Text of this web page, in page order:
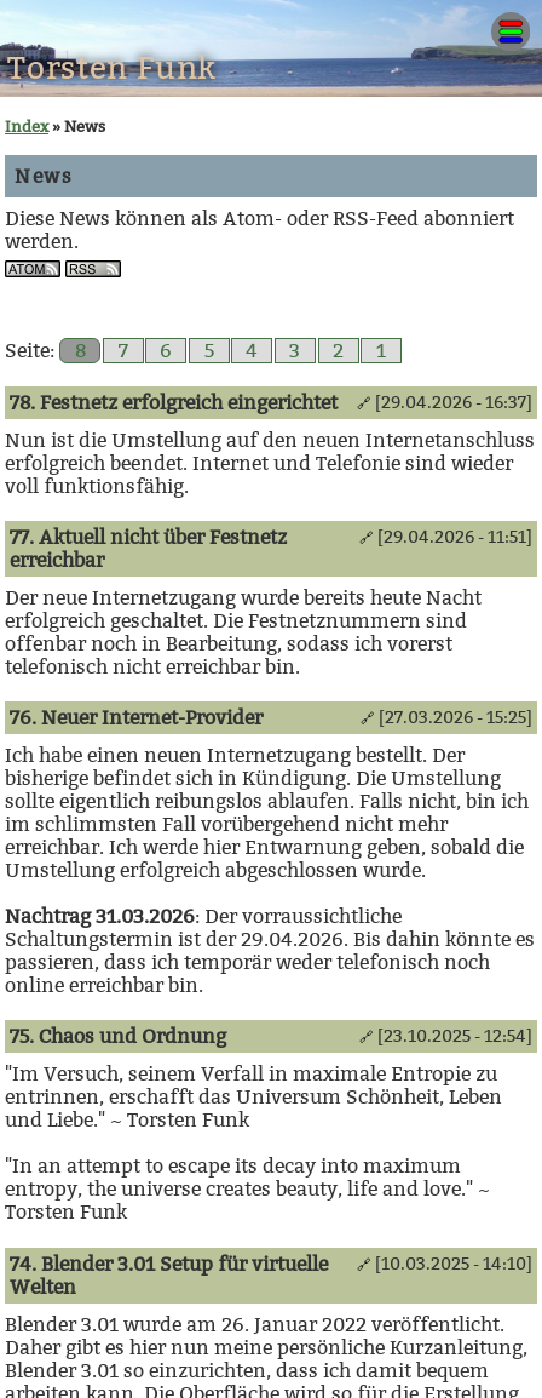
Torsten Funk
Index» News
News
Diese News können als Atom- oder RSS-Feed abonniert
werden.
Seite: 8 7 6 5 4 3 2 1
🔗 [29.04.2026 - 16:37]
78. Festnetz erfolgreich eingerichtet
Nun ist die Umstellung auf den neuen Internetanschluss
erfolgreich beendet. Internet und Telefonie sind wieder
voll funktionsfähig.
🔗 [29.04.2026 - 11:51]
77. Aktuell nicht über Festnetz
erreichbar
Der neue Internetzugang wurde bereits heute Nacht
erfolgreich geschaltet. Die Festnetznummern sind
offenbar noch in Bearbeitung, sodass ich vorerst
telefonisch nicht erreichbar bin.
🔗 [27.03.2026 - 15:25]
76. Neuer Internet-Provider
Ich habe einen neuen Internetzugang bestellt. Der
bisherige befindet sich in Kündigung. Die Umstellung
sollte eigentlich reibungslos ablaufen. Falls nicht, bin ich
im schlimmsten Fall vorübergehend nicht mehr
erreichbar. Ich werde hier Entwarnung geben, sobald die
Umstellung erfolgreich abgeschlossen wurde.
Nachtrag 31.03.2026: Der vorraussichtliche
Schaltungstermin ist der 29.04.2026. Bis dahin könnte es
passieren, dass ich temporär weder telefonisch noch
online erreichbar bin.
🔗 [23.10.2025 - 12:54]
75. Chaos und Ordnung
"Im Versuch, seinem Verfall in maximale Entropie zu
entrinnen, erschafft das Universum Schönheit, Leben
und Liebe." ~ Torsten Funk
"In an attempt to escape its decay into maximum
entropy, the universe creates beauty, life and love." ~
Torsten Funk
🔗 [10.03.2025 - 14:10]
74. Blender 3.01 Setup für virtuelle
Welten
Blender 3.01 wurde am 26. Januar 2022 veröffentlicht.
Daher gibt es hier nun meine persönliche Kurzanleitung,
Blender 3.01 so einzurichten, dass ich damit bequem
arbeiten kann. Die Oberfläche wird so für die Erstellung